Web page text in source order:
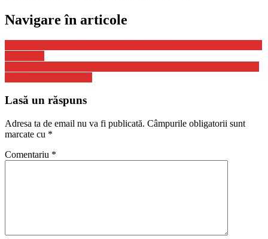
Navigare în articole
Lasă un răspuns
Adresa ta de email nu va fi publicată. Câmpurile obligatorii sunt
marcate cu *
Comentariu *